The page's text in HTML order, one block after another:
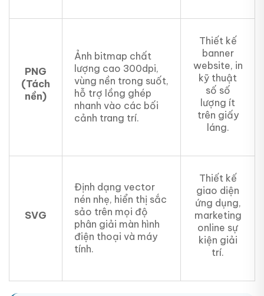
PNG
(Tách
nền)
Ảnh bitmap chất
lượng cao 300dpi,
vùng nền trong suốt,
hỗ trợ lồng ghép
nhanh vào các bối
cảnh trang trí.
Thiết kế
banner
website, in
kỹ thuật
số số
lượng ít
trên giấy
láng.
SVG
Định dạng vector
nén nhẹ, hiển thị sắc
sảo trên mọi độ
phân giải màn hình
điện thoại và máy
tính.
Thiết kế
giao diện
ứng dụng,
marketing
online sự
kiện giải
trí.